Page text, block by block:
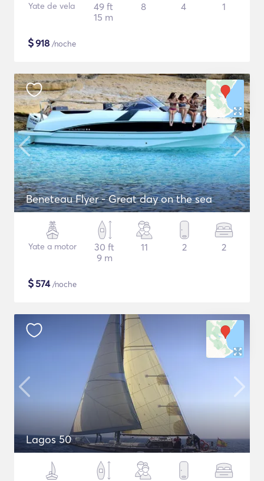
Yate de vela
49 ft
15 m
8 4 1
$918 /noche
Beneteau Flyer - Great day on the sea
Yate a motor
30 ft
9 m
11 2 2
$574/noche
Lagos 50